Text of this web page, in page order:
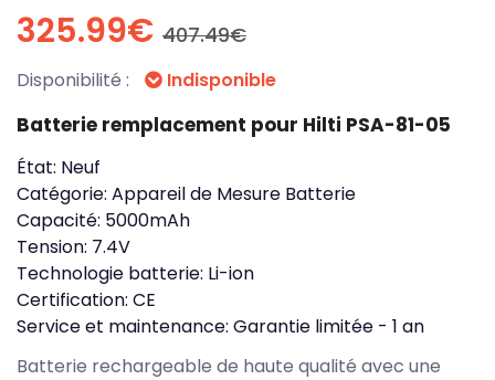
325.99€ 407.49€
Disponibilité : Indisponible
Batterie remplacement pour Hilti PSA-81-05
État: Neuf
Catégorie: Appareil de Mesure Batterie
Capacité: 5000mAh
Tension: 7.4V
Technologie batterie: Li-ion
Certification: CE
Service et maintenance: Garantie limitée - 1 an
Batterie rechargeable de haute qualité avec une